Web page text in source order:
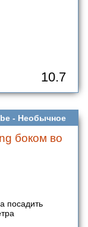
10.7
- Необычное
боком во
посадить